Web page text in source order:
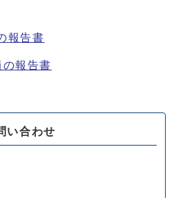
報告書
報告書
い合わせ